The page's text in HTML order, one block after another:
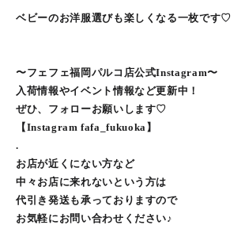
ベビーのお洋服選びも楽しくなる一枚です♡
〜フェフェ福岡パルコ店公式Instagram〜
入荷情報やイベント情報など更新中！
ぜひ、フォローお願いします♡
【Instagram fafa_fukuoka】
.
お店が近くにない方など
中々お店に来れないという方は
代引き発送も承っておりますので
お気軽にお問い合わせください♪